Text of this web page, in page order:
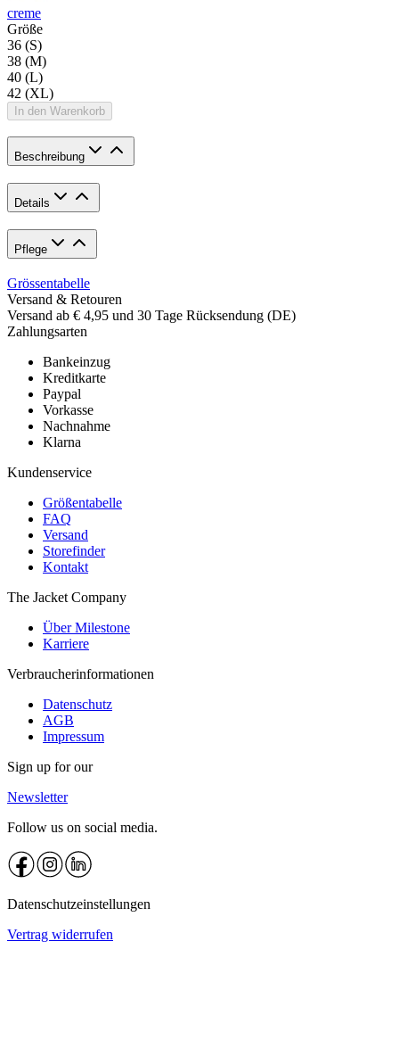
creme
Größe
36 (S)
38 (M)
40 (L)
42 (XL)
In den Warenkorb
Beschreibung
Details
Pflege
Grössentabelle
Versand & Retouren
Versand ab € 4,95 und 30 Tage Rücksendung (DE)
Zahlungsarten
Bankeinzug
Kreditkarte
Paypal
Vorkasse
Nachnahme
Klarna
Kundenservice
Größentabelle
FAQ
Versand
Storefinder
Kontakt
The Jacket Company
Über Milestone
Karriere
Verbraucherinformationen
Datenschutz
AGB
Impressum
Sign up for our
Newsletter
Follow us on social media.
Datenschutzeinstellungen
Vertrag widerrufen